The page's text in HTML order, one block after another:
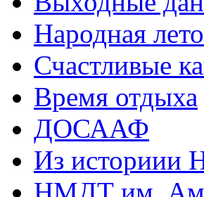
Народная
Счастливые
Время отдыха
ДОСААФ
Из историии